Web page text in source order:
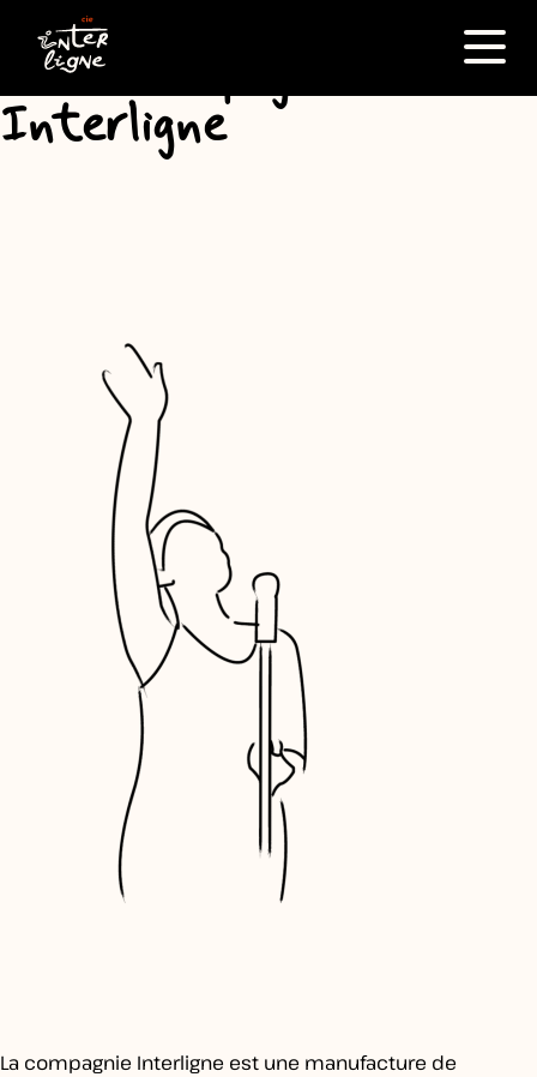
Menu
Lever de rideau
sur la compagnie
Interligne
La compagnie Interligne est une manufacture de